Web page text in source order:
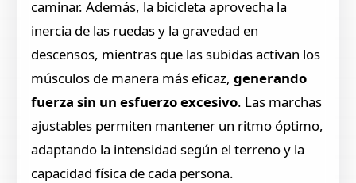
caminar. Además, la bicicleta aprovecha la
inercia de las ruedas y la gravedad en
descensos, mientras que las subidas activan los
músculos de manera más eficaz,generando
fuerza sin un esfuerzo excesivo. Las marchas
ajustables permiten mantener un ritmo óptimo,
adaptando la intensidad según el terreno y la
capacidad física de cada persona.